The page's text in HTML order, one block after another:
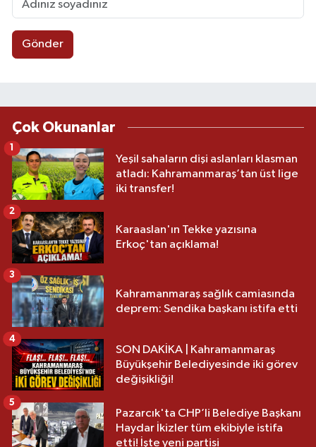
Gönder
Çok Okunanlar
Yeşil sahaların dişi aslanları klasman
atladı: Kahramanmaraş’tan üst lige
iki transfer!
1
Karaaslan'ın Tekke yazısına
Erkoç'tan açıklama!
2
Kahramanmaraş sağlık camiasında
deprem: Sendika başkanı istifa etti
3
SON DAKİKA | Kahramanmaraş
Büyükşehir Belediyesinde iki görev
değişikliği!
4
Pazarcık'ta CHP’li Belediye Başkanı
Haydar İkizler tüm ekibiyle istifa
etti! İşte yeni partisi
5